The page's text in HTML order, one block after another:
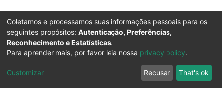
Coletamos e processamos suas informações pessoais para os
seguintes propósitos: Autenticação, Preferências,
Reconhecimento e Estatísticas.
Para aprender mais, por favor leia nossa privacy policy.
Customizar Recusar That's ok